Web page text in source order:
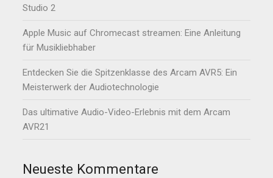
Studio 2
Apple Music auf Chromecast streamen: Eine Anleitung
für Musikliebhaber
Entdecken Sie die Spitzenklasse des Arcam AVR5: Ein
Meisterwerk der Audiotechnologie
Das ultimative Audio-Video-Erlebnis mit dem Arcam
AVR21
Neueste Kommentare